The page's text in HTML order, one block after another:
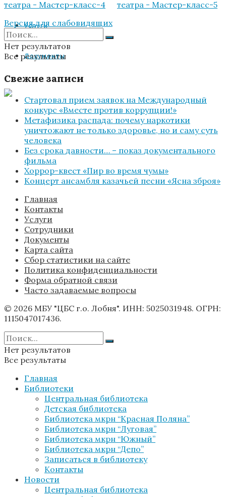
Услуги
Документы
Версия для слабовидящих
Нет результатов
Все результаты
Свежие записи
Стартовал прием заявок на Международный
конкурс «Вместе против коррупции!»
Метафизика распада: почему наркотики
уничтожают не только здоровье, но и саму суть
человека
Без срока давности… – показ документального
фильма
Хоррор-квест «Пир во время чумы»
Концерт ансамбля казачьей песни «Ясна зброя»
Главная
Контакты
Услуги
Сотрудники
Документы
Карта сайта
Сбор статистики на сайте
Политика конфиденциальности
Форма обратной связи
Часто задаваемые вопросы
© 2026 МБУ "ЦБС г.о. Лобня". ИНН: 5025031948. ОГРН:
1115047017436.
Нет результатов
Все результаты
Главная
Библиотеки
Центральная библиотека
Детская библиотека
Библиотека мкрн “Красная Поляна”
Библиотека мкрн “Луговая”
Библиотека мкрн “Южный”
Библиотека мкрн “Депо”
Записаться в библиотеку
Контакты
Новости
Центральная библиотека